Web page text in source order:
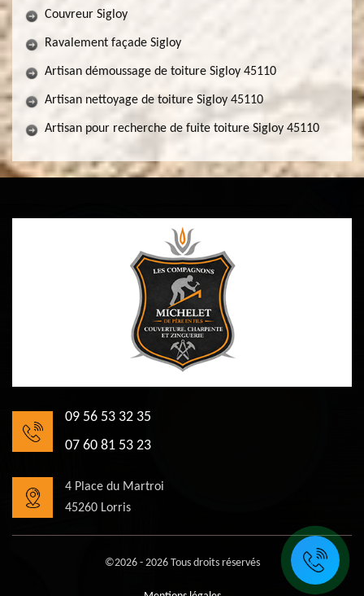
Couvreur Sigloy
Ravalement façade Sigloy
Artisan démoussage de toiture Sigloy 45110
Artisan nettoyage de toiture Sigloy 45110
Artisan pour recherche de fuite toiture Sigloy 45110
09 56 53 32 35
07 60 81 53 23
4 Place du Martroi
45260 Lorris
©2026 - 2026 Tous droits réservés